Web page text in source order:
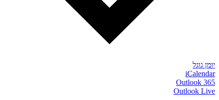
יומן גוגל
iCalendar
Outlook 365
Outlook Live